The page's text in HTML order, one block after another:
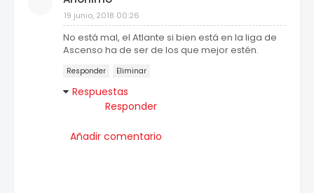
19 junio, 2018 00:26
No está mal, el Atlante si bien está en la liga de
Ascenso ha de ser de los que mejor estén.
Responder Eliminar
Respuestas
Responder
Añadir comentario